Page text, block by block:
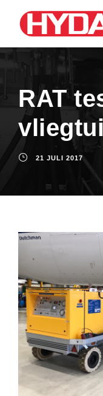
RAT
21 JULI 2017